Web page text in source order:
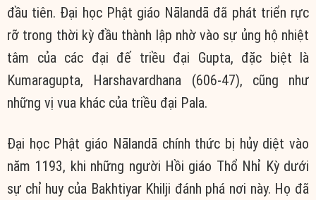
đầu tiên. Đại học Phật giáo Nālandā đã phát triển rực
rỡ trong thời kỳ đầu thành lập nhờ vào sự ủng hộ nhiệt
tâm của các đại đế triều đại Gupta, đặc biệt là
Kumaragupta, Harshavardhana (606-47), cũng như
những vị vua khác của triều đại Pala.
Đại học Phật giáo Nālandā chính thức bị hủy diệt vào
năm 1193, khi những người Hồi giáo Thổ Nhỉ Kỳ dưới
sự chỉ huy của Bakhtiyar Khilji đánh phá nơi này. Họ đã